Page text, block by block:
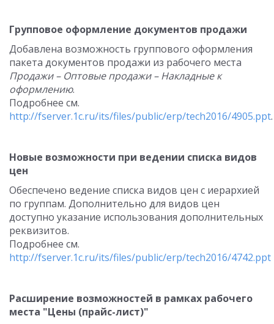
Групповое оформление документов продажи
Добавлена возможность группового оформления
пакета документов продажи из рабочего места
Продажи – Оптовые продажи – Накладные к
оформлению.
Подробнее см.
http://fserver.1c.ru/its/files/public/erp/tech2016/4905.ppt.
Новые возможности при ведении списка видов
цен
Обеспечено ведение списка видов цен с иерархией
по группам. Дополнительно для видов цен
доступно указание использования дополнительных
реквизитов.
Подробнее см.
http://fserver.1c.ru/its/files/public/erp/tech2016/4742.ppt
Расширение возможностей в рамках рабочего
места "Цены (прайс-лист)"